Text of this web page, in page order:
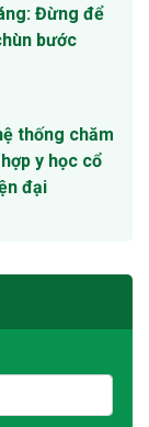
Đừng để
bước
thống chăm
y học cổ
đại